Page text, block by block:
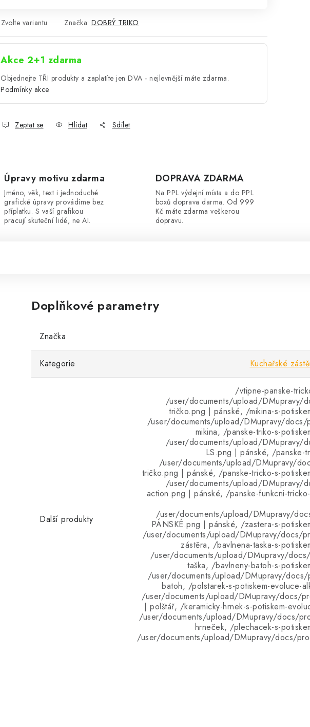
Zvolte variantu Značka: DOBRÝ TRIKO
Akce 2+1 zdarma
Objednejte TŘI produkty a zaplatíte jen DVA - nejlevnější máte zdarma.
Podmínky akce
Zeptat se Hlídat Sdílet
Úpravy motivu zdarma
Jméno, věk, text i jednoduché
grafické úpravy provádíme bez
příplatku. S vaší grafikou
pracují skuteční lidé, ne AI.
DOPRAVA ZDARMA
Na PPL výdejní místa a do PPL
boxů doprava darma. Od 999
Kč máte zdarma veškerou
dopravu.
Doplňkové parametry
Značka
Kategorie Kuchařské
Další produkty
/vtipne-panske-
/user/documents/upload/DMupravy/
tričko.png | pánské, /mikina-s-
/user/documents/upload/DMupravy/docs/
mikina, /panske-triko-s-
/user/documents/upload/DMupravy/
LS.png | pánské, /panske-
/user/documents/upload/DMupravy/
tričko.png | pánské, /panske-tricko-s-
/user/documents/upload/DMupravy/
action.png | pánské, /panske-funkcni-
/user/documents/upload/DMupravy/
PÁNSKÉ.png | pánské, /zastera-s-
/user/documents/upload/DMupravy/docs/
zástěra, /bavlnena-taska-s-
/user/documents/upload/DMupravy/
taška, /bavlneny-batoh-s-
/user/documents/upload/DMupravy/
batoh, /polstarek-s-potiskem-evoluce-
/user/documents/upload/DMupravy/docs/
| polštář, /keramicky-hrnek-s-potiskem-
/user/documents/upload/DMupravy/docs/
hrneček, /plechacek-s-
/user/documents/upload/DMupravy/docs/